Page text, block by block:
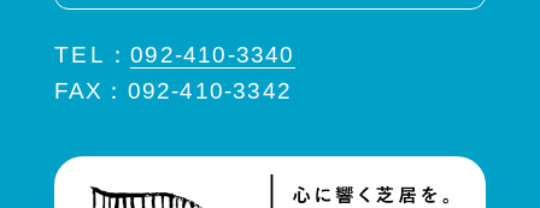
TEL ：092-410-3340
FAX：092-410-3342